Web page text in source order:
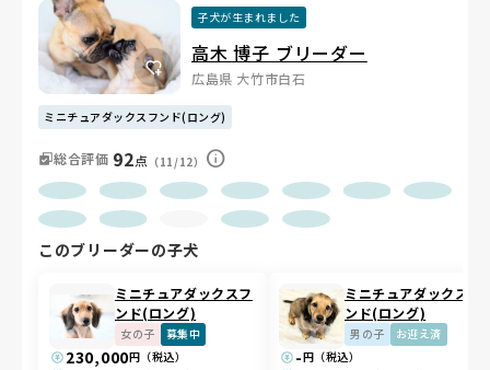
子犬が生まれました
高木 博子 ブリーダー
広島県 大竹市白石
ミニチュアダックスフンド(ロング)
総合評価 92点 （11/12）
このブリーダーの子犬
ミニチュアダックスフ
ンド(ロング)
女の子 募集中
230,000円（税込）
ミニチュアダックスフ
ンド(ロング)
男の子 お迎え済
-円（税込）